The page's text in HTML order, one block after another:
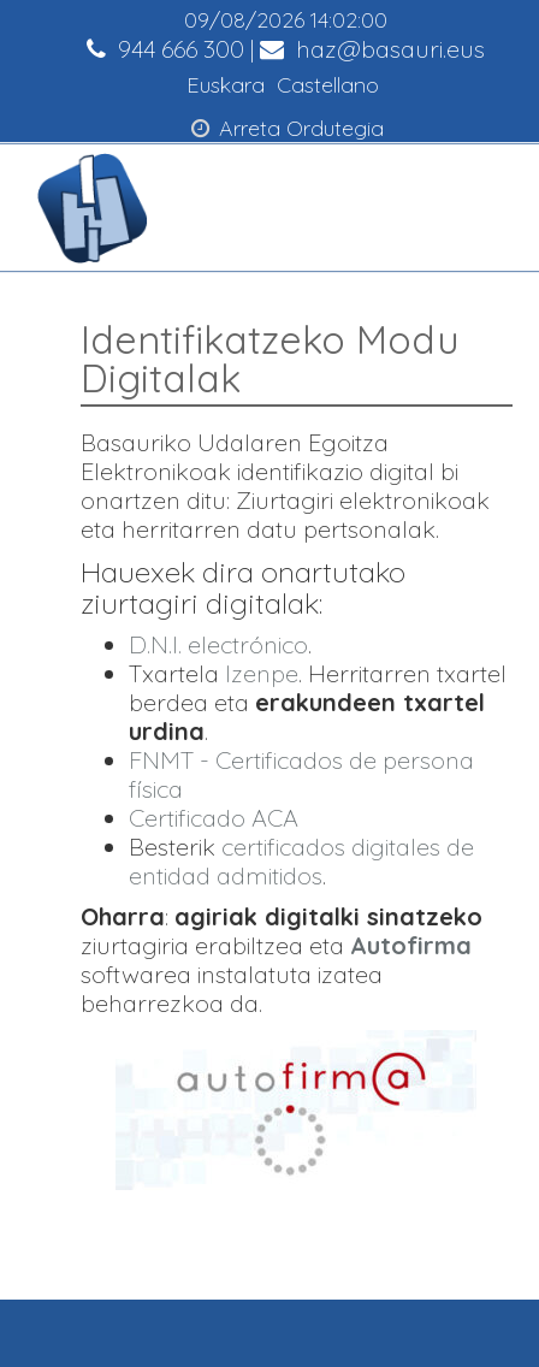
09/08/2026 14:02:00
944 666 300 | haz@basauri.eus
Euskara Castellano
Arreta Ordutegia
Identifikatzeko Modu
Digitalak
Basauriko Udalaren Egoitza
Elektronikoak identifikazio digital bi
onartzen ditu: Ziurtagiri elektronikoak
eta herritarren datu pertsonalak.
Hauexek dira onartutako
ziurtagiri digitalak:
D.N.I. electrónico.
Txartela Izenpe. Herritarren txartel
berdea eta erakundeen txartel
urdina.
FNMT - Certificados de persona
física
Certificado ACA
Besterik certificados digitales de
entidad admitidos.
Oharra: agiriak digitalki sinatzeko
ziurtagiria erabiltzea eta Autofirma
softwarea instalatuta izatea
beharrezkoa da.